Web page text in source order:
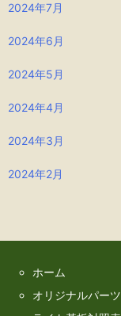
2024年7月
2024年6月
2024年5月
2024年4月
2024年3月
2024年2月
ホーム
オリジナルパーツ